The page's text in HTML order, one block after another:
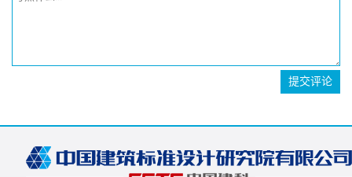
提交评论